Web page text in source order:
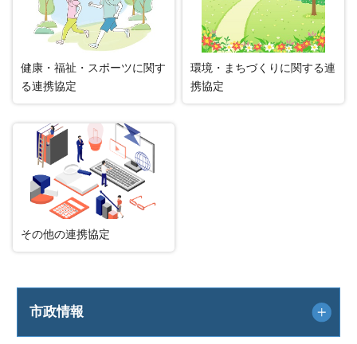
健康・福祉・スポーツに関す
る連携協定
環境・まちづくりに関する連
携協定
その他の連携協定
市政情報